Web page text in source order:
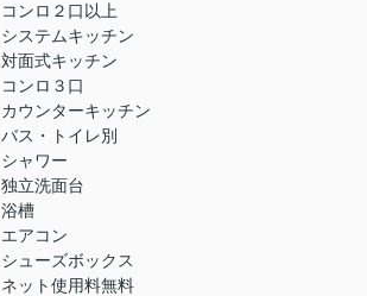
コンロ２口以上
システムキッチン
対面式キッチン
コンロ３口
カウンターキッチン
バス・トイレ別
シャワー
独立洗面台
浴槽
エアコン
シューズボックス
ネット使用料無料